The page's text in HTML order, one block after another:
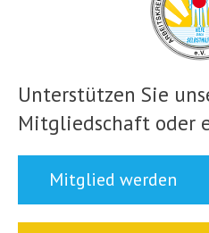
Unterstützen Sie
Mitgliedschaft oder
Mitglied werden